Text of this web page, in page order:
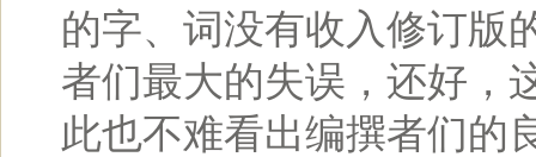
的字、词没有收入修订版
者们最大的失误，还好，
此也不难看出编撰者们的